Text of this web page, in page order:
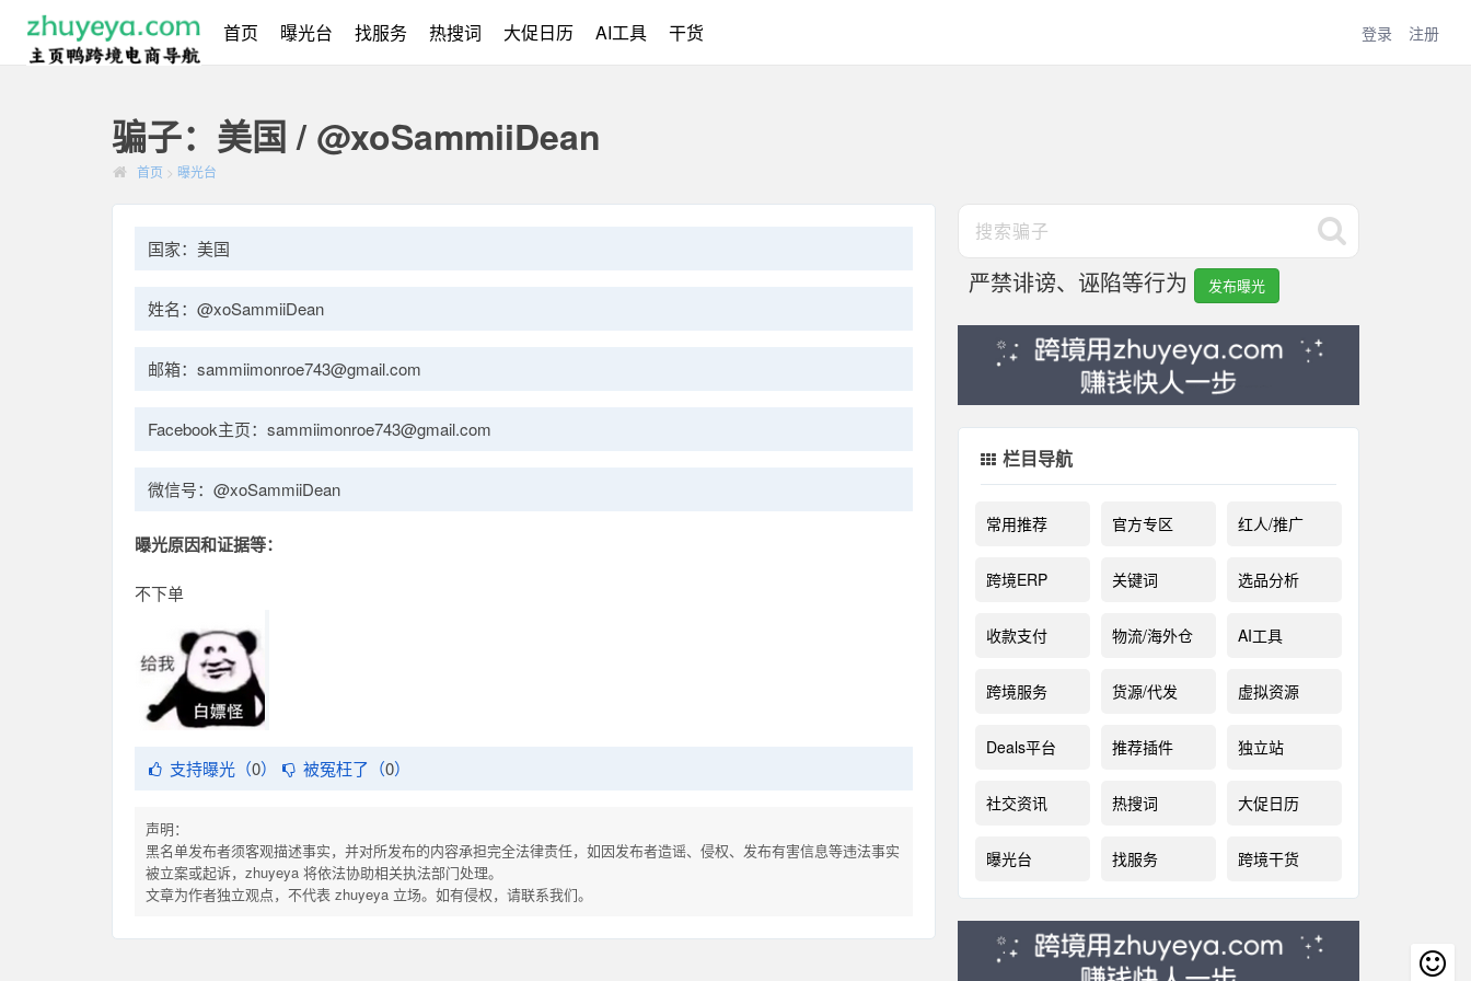
首页 曝光台 找服务 热搜词 大促日历 AI工具 干货 登录 注册
骗子：美国 / @xoSammiiDean
首页 > 曝光台
国家：美国
姓名：@xoSammiiDean
邮箱：sammiimonroe743@gmail.com
Facebook主页：sammiimonroe743@gmail.com
微信号：@xoSammiiDean
曝光原因和证据等：
不下单
支持曝光（0） 被冤枉了（0）
声明：
黑名单发布者须客观描述事实，并对所发布的内容承担完全法律责任，如因发布者造谣、侵权、发布有害信息等违法事实
被立案或起诉，zhuyeya 将依法协助相关执法部门处理。
文章为作者独立观点，不代表 zhuyeya 立场。如有侵权，请联系我们。
严禁诽谤、诬陷等行为 发布曝光
栏目导航
常用推荐 官方专区 红人/推广
跨境ERP 关键词 选品分析
收款支付 物流/海外仓 AI工具
跨境服务 货源/代发 虚拟资源
Deals平台 推荐插件 独立站
社交资讯 热搜词 大促日历
曝光台 找服务 跨境干货